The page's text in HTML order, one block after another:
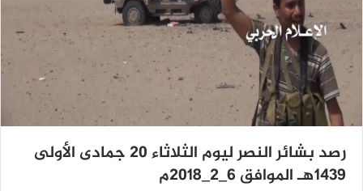
رصد بشائر النصر ليوم الثلاثاء 20 جمادى الأولى
1439هـ الموافق 6_2_2018م